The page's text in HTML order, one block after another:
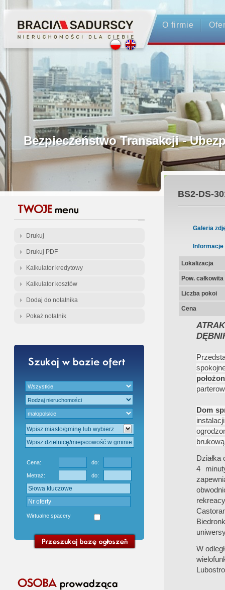
O firmie
Profesjonalne Pośrednictwo
Bezpieczeństwo Transakcji -
Licencjonowani Pośrednicy
Gwarancja Zwrotu Zadatku
Gratis - Przedwstępna Umowa
Drukuj
Drukuj PDF
Kalkulator kredytowy
Kalkulator kosztów
Dodaj do notatnika
Pokaż notatnik
Cena: do:
Metraż: do:
Wirtualne spacery
BS2-DS-
Galeria
Informacje
Lokalizacja
Pow.
Liczba pokoi
Cena
Dom
4
W